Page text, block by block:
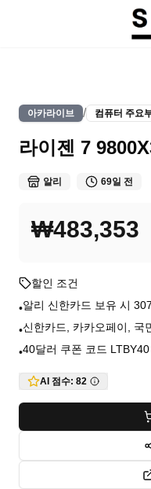
아카라이브 / 컴퓨터 주요
라이젠 7
알리 69일 전
₩483,353
할인 조건
•알리 신한카드 보유 시
•신한카드, 카카오페이, 국
•40달러 쿠폰 코드
AI 점수: 82